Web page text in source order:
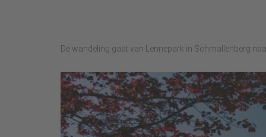
De wandeling gaat van Lennepark in Schmallenberg